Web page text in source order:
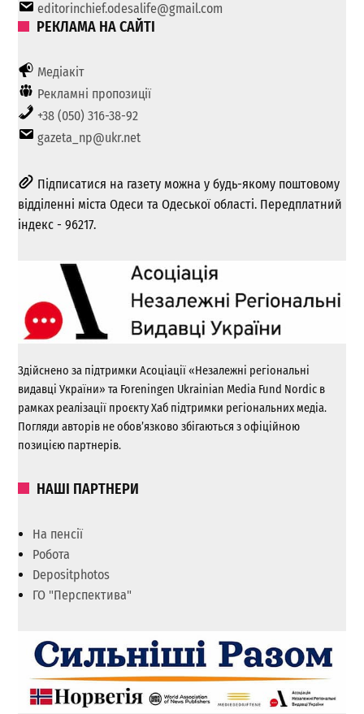
editorinchief.odesalife@gmail.com
РЕКЛАМА НА САЙТІ
Медіакіт
Рекламні пропозиції
+38 (050) 316-38-92
gazeta_np@ukr.net
Підписатися на газету можна у будь-якому поштовому
відділенні міста Одеси та Одеської області. Передплатний
індекс - 96217.
Здійснено за підтримки Асоціації «Незалежні регіональні
видавці України» та Foreningen Ukrainian Media Fund Nordic в
рамках реалізації проєкту Хаб підтримки регіональних медіа.
Погляди авторів не обов’язково збігаються з офіційною
позицією партнерів.
НАШІ ПАРТНЕРИ
На пенсії
Робота
Depositphotos
ГО "Перспектива"